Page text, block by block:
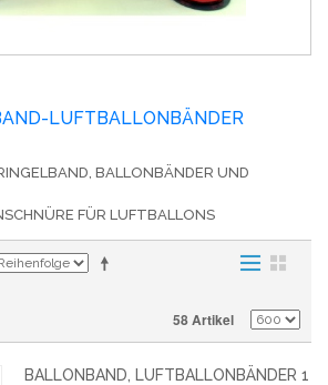
LUFTBALLONBÄNDER
BALLONBÄNDER UND
FÜR LUFTBALLONS
58 Artikel
BALLONBAND, LUFTBALLONBÄNDER 1